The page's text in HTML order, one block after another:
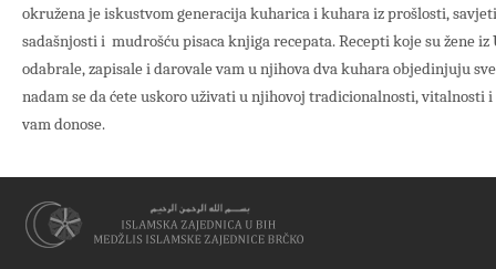
okružena je iskustvom generacija kuharica i kuhara iz prošlosti,
sadašnjosti i mudrošću pisaca knjiga recepata. Recepti koje su žene
odabrale, zapisale i darovale vam u njihova dva kuhara objedinjuju
nadam se da ćete uskoro uživati u njihovoj tradicionalnosti, vitalnosti
vam donose.